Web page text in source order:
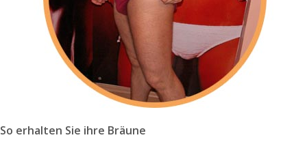
So erhalten Sie ihre Bräune